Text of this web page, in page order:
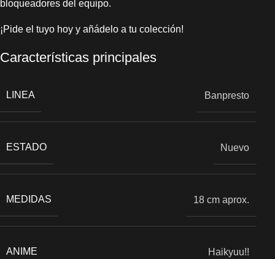
bloqueadores del equipo.
¡Pide el tuyo hoy y añádelo a tu colección!
Características principales
LINEA Banpresto
ESTADO Nuevo
MEDIDAS 18 cm aprox.
ANIME Haikyuu!!